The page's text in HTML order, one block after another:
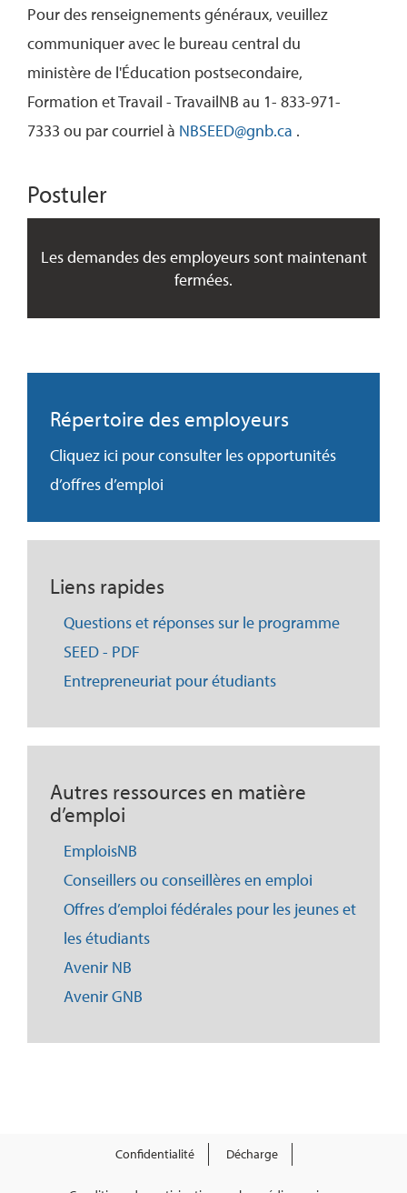
Pour des renseignements généraux, veuillez
communiquer avec le bureau central du
ministère de l'Éducation postsecondaire,
Formation et Travail - TravailNB au 1- 833-971-
7333 ou par courriel à NBSEED@gnb.ca .
Postuler
Les demandes des employeurs sont maintenant
fermées.
Répertoire des employeurs
Cliquez ici pour consulter les opportunités
d’offres d’emploi
Liens rapides
Questions et réponses sur le programme
SEED - PDF
Entrepreneuriat pour étudiants
Autres ressources en matière
d’emploi
EmploisNB
Conseillers ou conseillères en emploi
Offres d’emploi fédérales pour les jeunes et
les étudiants
Avenir NB
Avenir GNB
Confidentialité Décharge